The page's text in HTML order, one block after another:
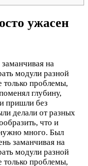
ужасен
на
модули разной
проблемы,
глубину,
пришли без
делали от разных
что и
много. Был
заманчивая на
модули разной
проблемы,